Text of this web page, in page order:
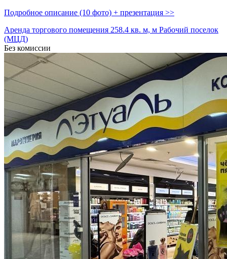
Подробное описание (10 фото) + презентация >>
Аренда торгового помещения 258.4 кв. м, м Рабочий поселок
(МЦД)
Без комиссии